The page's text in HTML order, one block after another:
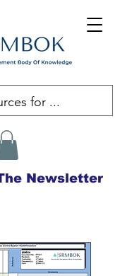
Newsletter